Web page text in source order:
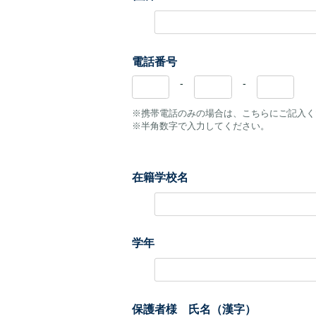
電話番号
- -
※携帯電話のみの場合は、こちらにご記入
※半角数字で入力してください。
在籍学校名
学年
保護者様 氏名（漢字）